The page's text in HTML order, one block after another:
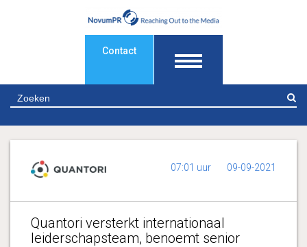
Contact
07:01 uur 09-09-2021
Quantori versterkt internationaal
leiderschapsteam, benoemt senior